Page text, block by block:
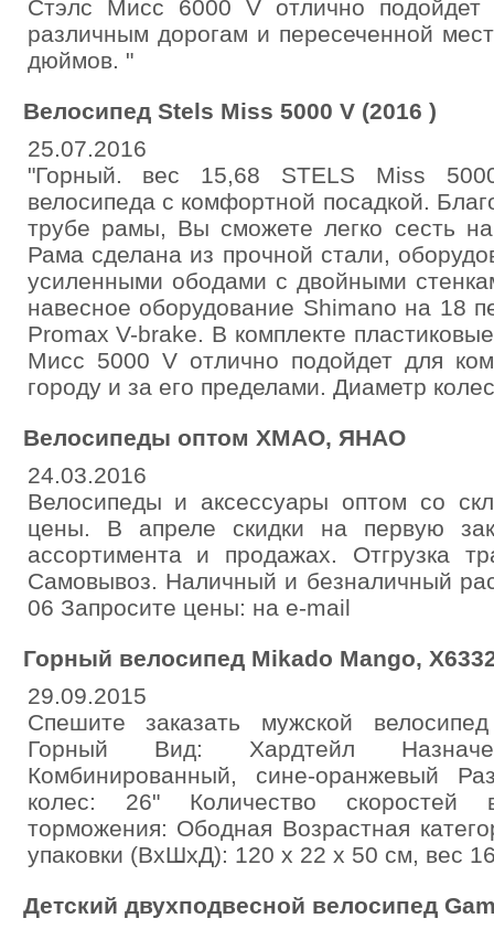
Стэлс Мисс 6000 V отлично подойдет
различным дорогам и пересеченной
дюймов. "
Велосипед Stels Miss 5000 V (2016 )
25.07.2016
"Горный. вес 15,68 STELS Miss
велосипеда с комфортной посадкой.
трубе рамы, Вы сможете легко сесть
Рама сделана из прочной стали,
усиленными ободами с двойными
навесное оборудование Shimano на 18
Promax V-brake. В комплекте
Мисс 5000 V отлично подойдет для
городу и за его пределами. Диаметр
Велосипеды оптом ХМАО, ЯНАО
24.03.2016
Велосипеды и аксессуары оптом со
цены. В апреле скидки на первую
ассортимента и продажах. Отгрузка
Самовывоз. Наличный и безналичный
06 Запросите цены: на e-mail
Горный велосипед Mikado Mango,
29.09.2015
Спешите заказать мужской
Горный Вид: Хардтейл
Комбинированный, сине-оранжевый
колес: 26" Количество скоростей
торможения: Ободная Возрастная
упаковки (ВхШхД): 120 x 22 x 50 см, вес
Детский двухподвесной велосипед